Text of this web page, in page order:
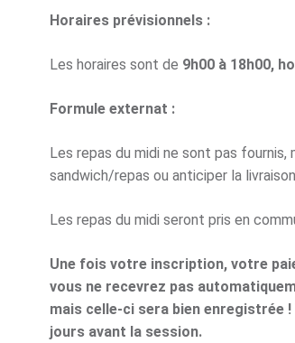
Horaires prévisionnels :
Les horaires sont de 9h00 à 18h00,
Formule externat :
Les repas du midi ne sont pas
sandwich/repas ou anticiper la
Les repas du midi seront pris en
Une fois votre inscription, votre
vous ne recevrez pas
mais celle-ci sera bien enregistrée
jours avant la session.